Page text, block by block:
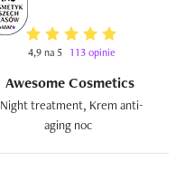
4,9 na 5 113 opinie
Awesome Cosmetics
Night treatment, Krem anti-